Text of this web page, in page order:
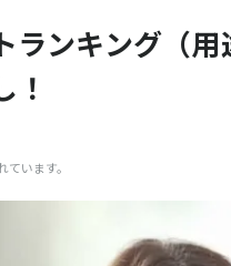
ランキング（
！
います。